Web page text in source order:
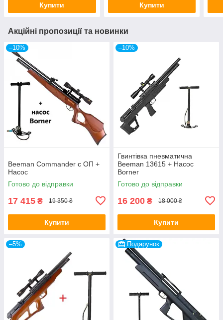
Купити Купити
Акційні пропозиції та новинки
–10%
Beeman Commander с ОП +
Насос
Готово до відправки
17 415 ₴ 19 350 ₴
Купити
–10%
Гвинтівка пневматична
Beeman 13615 + Насос
Borner
Готово до відправки
16 200 ₴ 18 000 ₴
Купити
–5% Подарунок